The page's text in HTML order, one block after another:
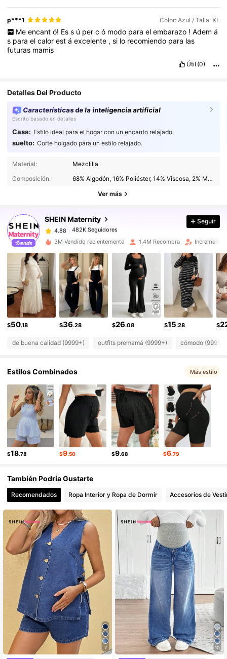
p***1 Color: Azul / Talla: XL
Me encant ó! Es s ú per c ó modo para el embarazo ! Adem á
s paraelcalorestáexcelente ,si lo recomiendo para las
futuras mamis
Útil (0)
Detalles Del Producto
Características de la inteligencia artificial
Escrito basado en detalles
Casa: Estilo ideal para el hogar con un encanto relajado.
suelto: Corte holgado para un estilo relajado.
Material:
Mezclilla
Composición:
68% Algodón, 16% Poliéster, 14% Viscosa, 2% Modal
Ver más
SHEIN Maternity
482K Seguidores
482K Seguidores
482K Seguidores
482K Seguidores
m***2 seguidoHace 1 horas
4.88
482K Seguidores
482K Seguidores
4.88 482K Seguidores
4.88 482K Seguidores
4.88 482K Seguidores
4.88 482K Seguidores
Seguir
3M Vendido recientemente 1.4M Recompra Incremento
$50.18 $36.28 $26.08 $15.28 $
de buena calidad (9999+) outfits premamá (9999+) cómodo (9999+)
Estilos Combinados Más estilo
$18.78 $9.50 $9.68 $6.79
También Podría Gustarte
Recomendados Ropa Interior y Ropa de Dormir Accesorios de
7 10